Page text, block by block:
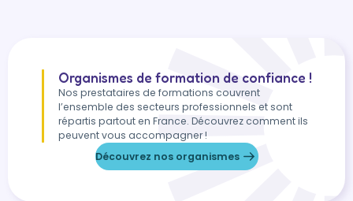
Organismes de formation de confiance !
Nos prestataires de formations couvrent
l’ensemble des secteurs professionnels et sont
répartis partout en France. Découvrez comment ils
peuvent vous accompagner !
Découvrez nos organismes